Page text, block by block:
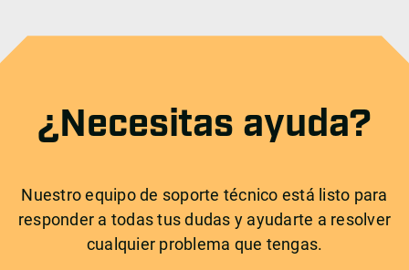
¿Necesitas ayuda?
Nuestro equipo de soporte técnico está listo para
responder a todas tus dudas y ayudarte a resolver
cualquier problema que tengas.